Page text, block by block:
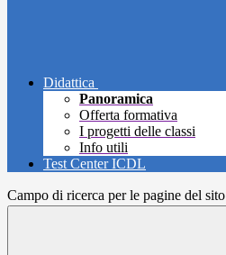
Didattica
Panoramica
Offerta formativa
I progetti delle classi
Info utili
Test Center ICDL
Campo di ricerca per le pagine del sito